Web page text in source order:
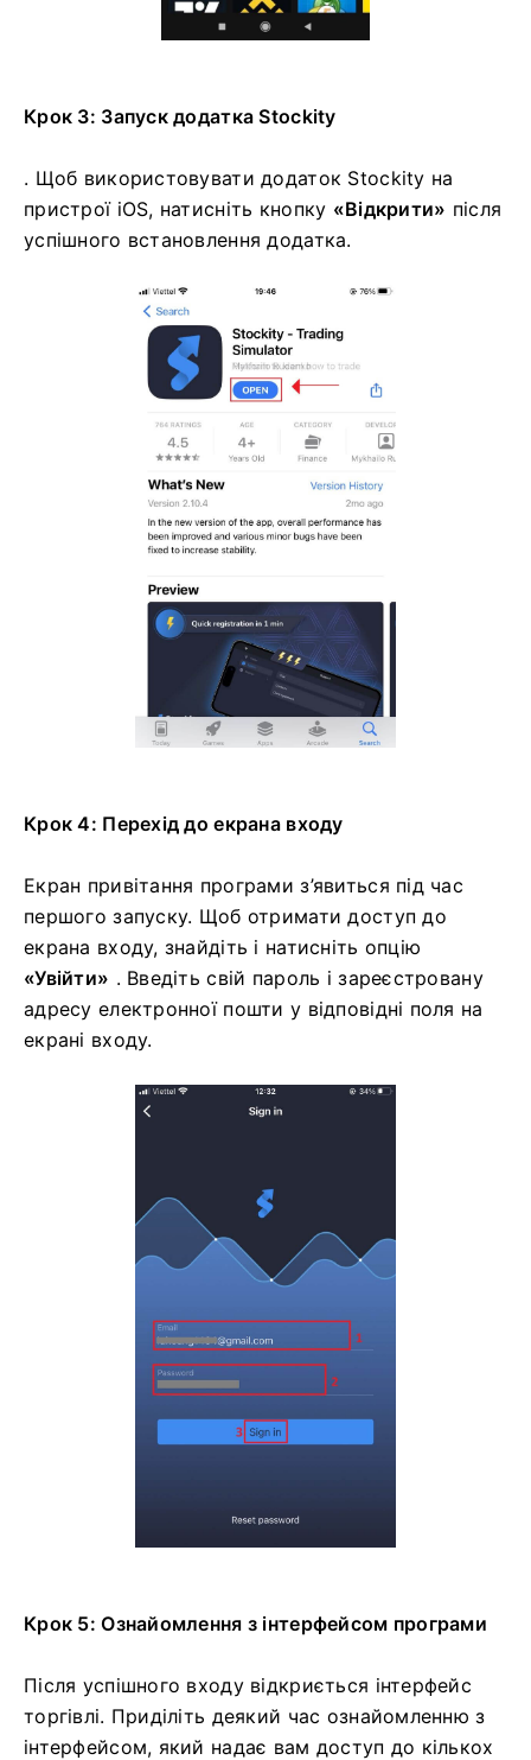
Крок 3: Запуск додатка Stockity
. Щоб використовувати додаток Stockity на
пристрої iOS, натисніть кнопку «Відкрити» після
успішного встановлення додатка.
Крок 4: Перехід до екрана входу
Екран привітання програми з’явиться під час
першого запуску. Щоб отримати доступ до
екрана входу, знайдіть і натисніть опцію
«Увійти» . Введіть свій пароль і зареєстровану
адресу електронної пошти у відповідні поля на
екрані входу.
Крок 5: Ознайомлення з інтерфейсом програми
Після успішного входу відкриється інтерфейс
торгівлі. Приділіть деякий час ознайомленню з
інтерфейсом, який надає вам доступ до кількох